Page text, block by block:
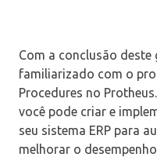
Com a conclusão deste
familiarizado com o
Procedures no
você pode criar e
seu sistema ERP para
melhorar o